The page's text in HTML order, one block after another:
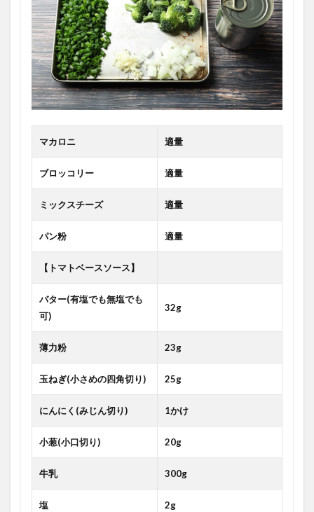
マカロニ 適量
ブロッコリー 適量
ミックスチーズ 適量
パン粉 適量
【トマトベースソース】
バター(有塩でも無塩でも
可)
32g
薄力粉 23g
玉ねぎ(小さめの四角切り) 25g
にんにく(みじん切り) 1かけ
小葱(小口切り) 20g
牛乳 300g
塩 2g